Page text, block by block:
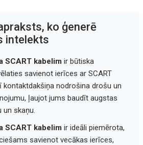
ko ģenerē
intelekts
SCART kabelim ir būtiska
savienot ierīces ar SCART
kontaktdakšiņa nodrošina drošu un
ļaujot jums baudīt augstas
un skaņu.
SCART kabelim ir ideāli piemērota,
savienot vecākas ierīces,